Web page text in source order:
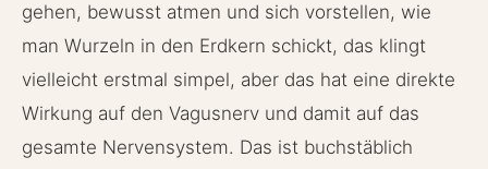
gehen, bewusst atmen und sich vorstellen, wie
man Wurzeln in den Erdkern schickt, das klingt
vielleicht erstmal simpel, aber das hat eine direkte
Wirkung auf den Vagusnerv und damit auf das
gesamte Nervensystem. Das ist buchstäblich